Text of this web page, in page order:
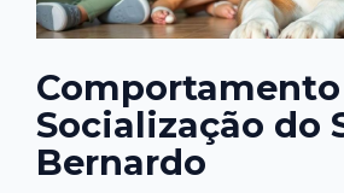
Socialização do
Bernardo